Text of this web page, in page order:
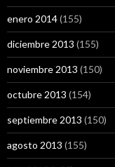
enero 2014(155)
diciembre 2013 (155)
noviembre 2013 (150)
octubre 2013 (154)
septiembre 2013 (150)
agosto 2013 (155)